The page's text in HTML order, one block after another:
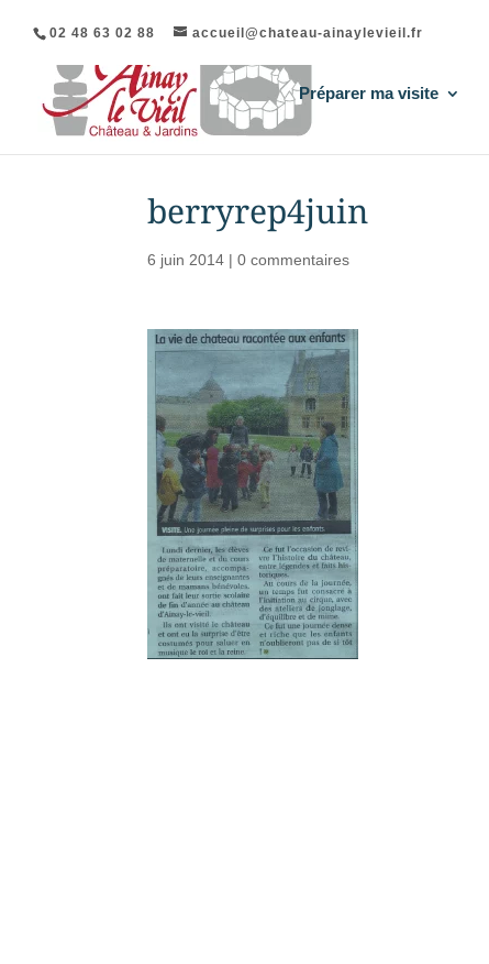
02 48 63 02 88 accueil@chateau-ainaylevieil.fr
Préparer ma visite
berryrep4juin
6 juin 2014 |0 commentaires